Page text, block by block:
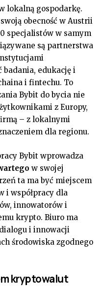
lokalną gospodarkę.
obecność w Austrii
specjalistów w samym
są partnerstwa
edukację i
i fintechu. To
Bybit do bycia nie
z Europy,
– z lokalnymi
dla regionu.
Bybit wprowadza
w swojej
ta ma być miejscem
i współpracy dla
innowatorów i
krypto. Biuro ma
i innowacji
środowiska zgodnego
kryptowalut